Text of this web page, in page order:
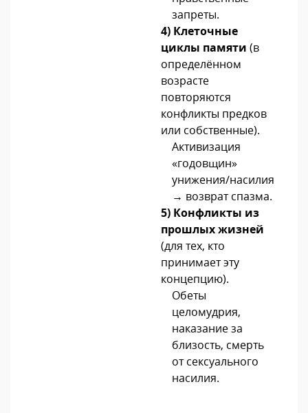
запреты.
4) Клеточные
циклы памяти (в
определённом
возрасте
повторяются
конфликты предков
или собственные).
Активизация
«годовщин»
унижения/насилия
→ возврат спазма.
5) Конфликты из
прошлых жизней
(для тех, кто
принимает эту
концепцию).
Обеты
целомудрия,
наказание за
близость, смерть
от сексуального
насилия.